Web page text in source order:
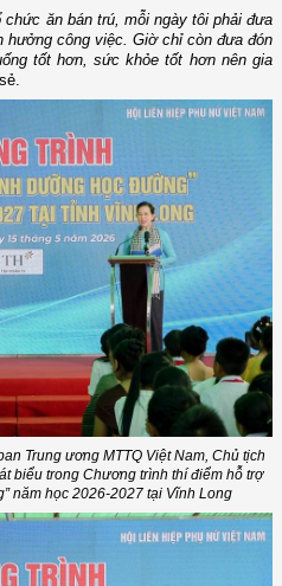
ăn bán trú, mỗi ngày tôi phải đưa
công việc. Giờ chỉ còn đưa đón
tốt hơn, sức khỏe tốt hơn nên gia
Trung ương MTTQ Việt Nam, Chủ tịch
biểu trong Chương trình thí điểm hỗ trợ
năm học 2026-2027 tại Vĩnh Long